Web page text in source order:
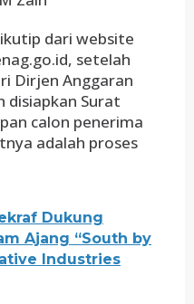
dari website
setelah
Dirjen Anggaran
disiapkan Surat
calon penerima
adalah proses
Dukung
Ajang “South by
Industries